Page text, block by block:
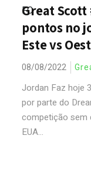
Great Scott
pontos no
Este vs
08/08/2022
Jordan Faz hoje
por parte do
competição sem
EUA...